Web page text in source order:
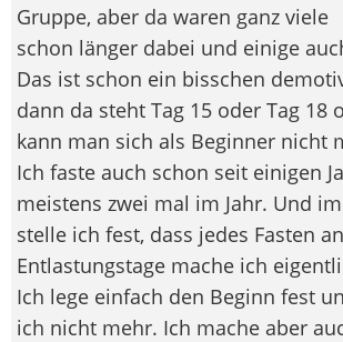
Gruppe, aber da waren ganz viele
schon länger dabei und einige
Das ist schon ein bisschen
dann da steht Tag 15 oder Tag 18
kann man sich als Beginner nicht
Ich faste auch schon seit einigen
meistens zwei mal im Jahr. Und
stelle ich fest, dass jedes Fasten
Entlastungstage mache ich
Ich lege einfach den Beginn fest
ich nicht mehr. Ich mache aber